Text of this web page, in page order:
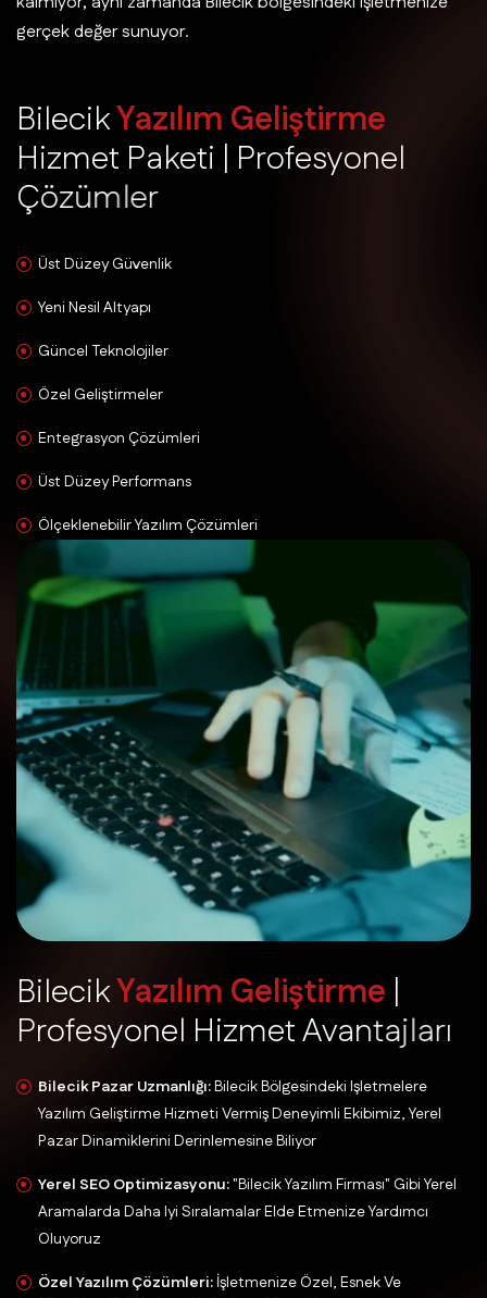
gerçek değer sunuyor.
BilecikYazılım Geliştirme
Hizmet Paketi | Profesyonel
Çözümler
Üst Düzey Güvenlik
Yeni Nesil Altyapı
Güncel Teknolojiler
Özel Geliştirmeler
Entegrasyon Çözümleri
Üst Düzey Performans
Ölçeklenebilir Yazılım Çözümleri
BilecikYazılım Geliştirme |
Profesyonel HizmetAvantajları
Bilecik Pazar Uzmanlığı:Bilecik Bölgesindeki Işletmelere
Yazılım Geliştirme Hizmeti Vermiş Deneyimli Ekibimiz, Yerel
Pazar Dinamiklerini Derinlemesine Biliyor
Yerel SEO Optimizasyonu:"Bilecik Yazılım Firması" Gibi Yerel
Aramalarda Daha Iyi Sıralamalar Elde Etmenize Yardımcı
Oluyoruz
Özel Yazılım Çözümleri: İşletmenize Özel, Esnek Ve